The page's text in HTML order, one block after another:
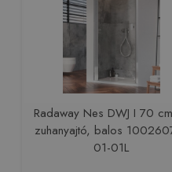
Radaway Nes DWJ I 70
zuhanyajtó, balos
01-01L